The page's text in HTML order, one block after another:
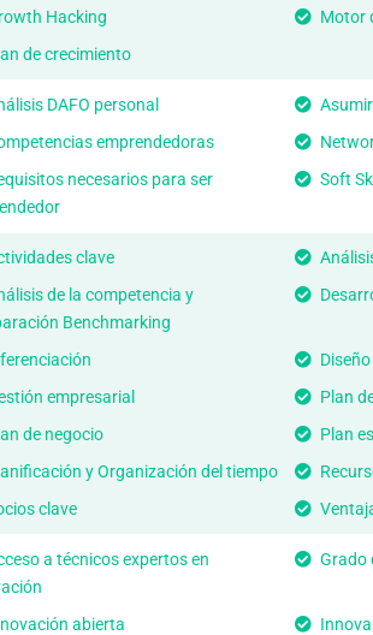
Hacking
Motor
de crecimiento
DAFO personal
emprendedoras
necesarios para ser
Soft
clave
de la competencia y
Benchmarking
empresarial
Plan
de negocio
Plan
y Organización del tiempo
clave
a técnicos expertos en
Grado
abierta